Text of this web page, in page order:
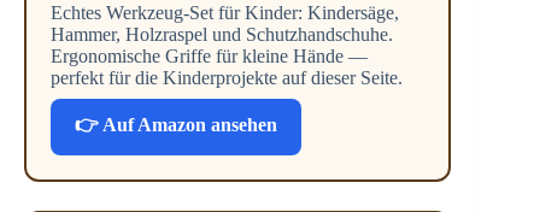
Echtes Werkzeug-Set für Kinder: Kindersäge,
Hammer, Holzraspel und Schutzhandschuhe.
Ergonomische Griffe für kleine Hände —
perfekt für die Kinderprojekte auf dieser Seite.
👉 Auf Amazon ansehen